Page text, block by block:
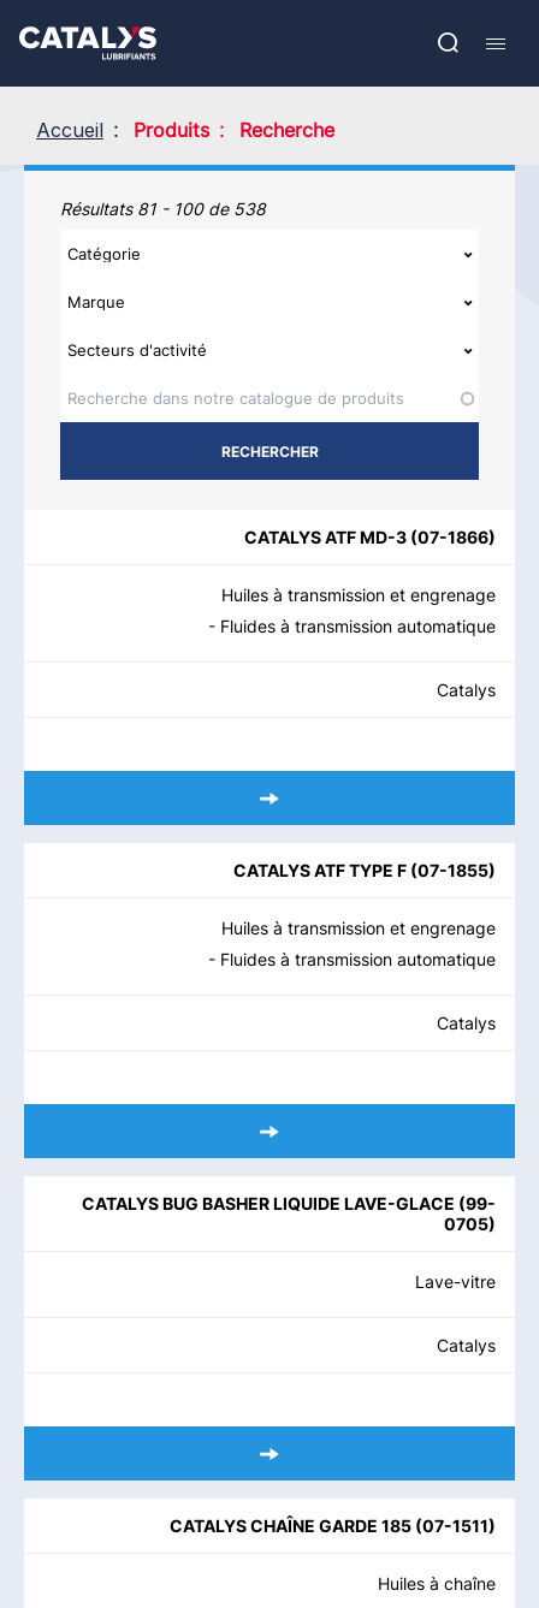
contenu
Open
EN
Accueil Produits Recherche
Produits
Résultats 81 - 100 de 538
CATÉGORIE MARQUE REGIONS
CATALYS ATF MD-3 (07-1866)
Huiles à transmission et engrenage
- Fluides à transmission automatique
Catalys
CATALYS ATF TYPE F (07-1855)
Huiles à transmission et engrenage
- Fluides à transmission automatique
Catalys
CATALYS BUG BASHER LIQUIDE LAVE-GLACE (99-
0705)
Lave-vitre
Catalys
CATALYS CHAÎNE GARDE 185 (07-1511)
Huiles à chaîne